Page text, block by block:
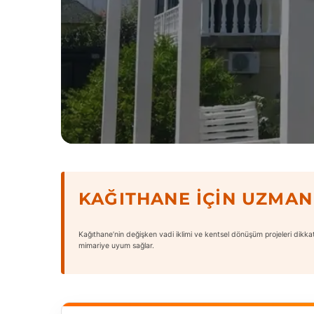
KAĞITHANE İÇIN
Kağıthane’nin değişken vadi iklimi ve kentsel dönüşüm projeleri
mimariye uyum sağlar.